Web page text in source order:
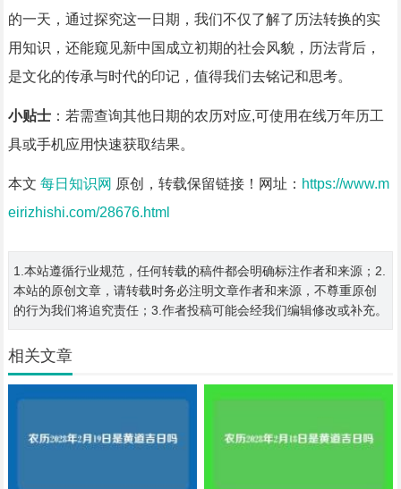
的一天，通过探究这一日期，我们不仅了解了历法转换的实
用知识，还能窥见新中国成立初期的社会风貌，历法背后，
是文化的传承与时代的印记，值得我们去铭记和思考。
小贴士：若需查询其他日期的农历对应,可使用在线万年历工
具或手机应用快速获取结果。
本文 每日知识网 原创，转载保留链接！网址： https://www.m
eirizhishi.com/28676.html
1.本站遵循行业规范，任何转载的稿件都会明确标注作者和来源；2.
本站的原创文章，请转载时务必注明文章作者和来源，不尊重原创
的行为我们将追究责任；3.作者投稿可能会经我们编辑修改或补充。
相关文章